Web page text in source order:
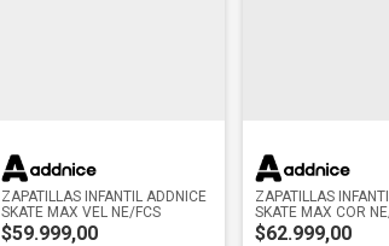
ZAPATILLAS INFANTIL ADDNICE
SKATE MAX VEL NE/FCS
$59.999,00
ZAPATILLAS
SKATE MAX COR
$62.999,00